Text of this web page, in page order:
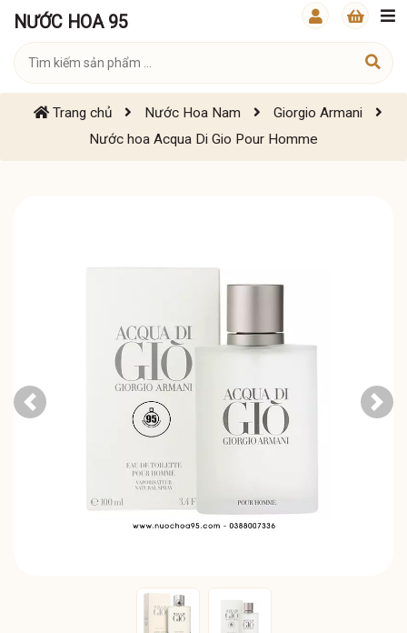
NƯỚC HOA 95
Trang chủ Nước Hoa Nam
Giorgio Armani
Nước hoa Acqua Di Gio Pour Homme
Previous Next